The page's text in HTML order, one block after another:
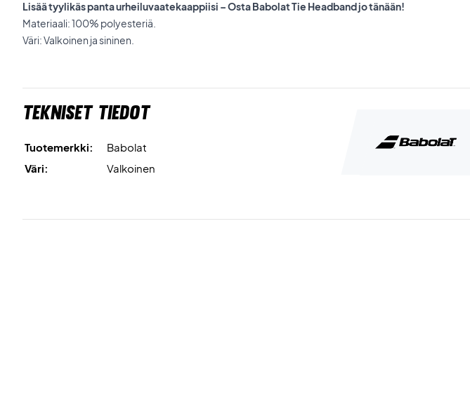
Lisää tyylikäs panta urheiluvaatekaappiisi – Osta Babolat Tie Headband jo tänään!
Materiaali:100% polyesteriä.
Väri: Valkoinen ja sininen.
Tekniset tiedot
Tuotemerkki:
Babolat
Väri:
Valkoinen